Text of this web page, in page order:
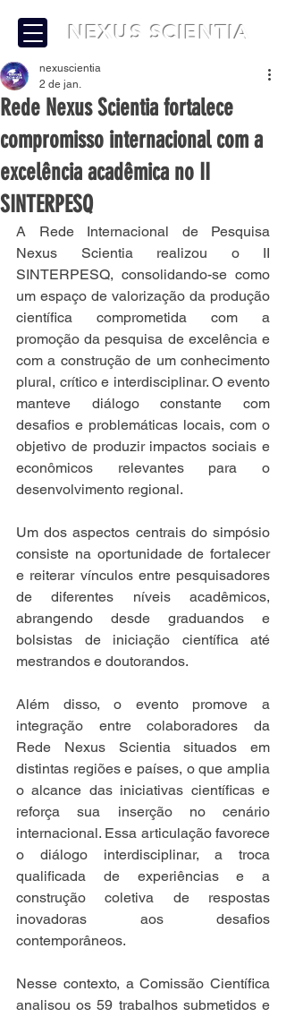
NEXUS SCIENTIA
Rede Nexus Scientia fortalece
compromisso internacional com a
excelência acadêmica no II
SINTERPESQ
nexuscientia
2 de jan.
A Rede Internacional de Pesquisa
Nexus Scientia realizou o II
SINTERPESQ, consolidando-se como
um espaço de valorização da produção
científica comprometida com a
promoção da pesquisa de excelência e
com a construção de um conhecimento
plural, crítico e interdisciplinar. O evento
manteve diálogo constante com
desafios e problemáticas locais, com o
objetivo de produzir impactos sociais e
econômicos relevantes para o
desenvolvimento regional.
Um dos aspectos centrais do simpósio
consiste na oportunidade de fortalecer
e reiterar vínculos entre pesquisadores
de diferentes níveis acadêmicos,
abrangendo desde graduandos e
bolsistas de iniciação científica até
mestrandos e doutorandos.
Além disso, o evento promove a
integração entre colaboradores da
Rede Nexus Scientia situados em
distintas regiões e países, o que amplia
o alcance das iniciativas científicas e
reforça sua inserção no cenário
internacional. Essa articulação favorece
o diálogo interdisciplinar, a troca
qualificada de experiências e a
construção coletiva de respostas
inovadoras aos desafios
contemporâneos.
Nesse contexto, a Comissão Científica
analisou os 59 trabalhos submetidos e